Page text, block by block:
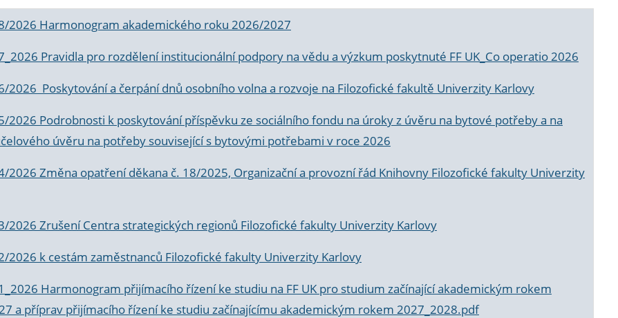
2026 Harmonogram akademického roku 2026/2027
Pravidla pro rozdělení institucionální podpory na vědu a výzkum poskytnuté FF UK_Co operatio 2026
2026 Poskytování a čerpání dnů osobního volna a rozvoje na Filozofické fakultě Univerzity Karlovy
2026 Podrobnosti k poskytování příspěvku ze sociálního fondu na úroky z úvěru na bytové potřeby a na
úvěru na potřeby související s bytovými potřebami v roce 2026
2026 Změna opatření děkana č. 18/2025, Organizační a provozní řád Knihovny Filozofické fakulty Univerzity
2026 Zrušení Centra strategických regionů Filozofické fakulty Univerzity Karlovy
2026 k cestám zaměstnanců Filozofické fakulty Univerzity Karlovy
Harmonogram přijímacího řízení ke studiu na FF UK pro studium začínající akademickým rokem
a příprav přijímacího řízení ke studiu začínajícímu akademickým rokem 2027_2028.pdf